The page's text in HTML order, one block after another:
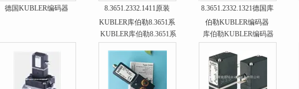
德国KUBLER编码器
8.3651.2332.1411原装
KUBLER库伯勒8.3651系
列光电编码器
8.3651.2332.1321德国库
伯勒KUBLER编码器